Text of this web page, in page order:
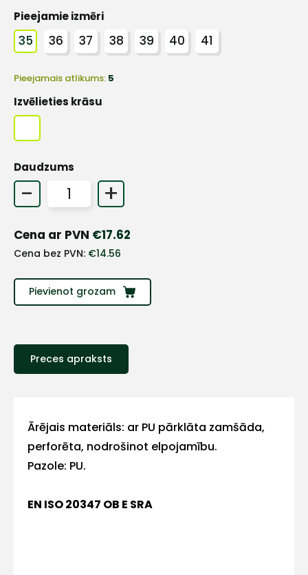
Pieejamie izmēri
35 36 37 38 39 40 41
Pieejamais atlikums: 5
Izvēlieties krāsu
Daudzums
- +
Cena ar PVN €17.62
Cena bez PVN: €14.56
Pievienot grozam
Preces apraksts
Ārējais materiāls: ar PU pārklāta zamšāda,
perforēta, nodrošinot elpojamību.
Pazole: PU.
EN ISO 20347 OB E SRA
+